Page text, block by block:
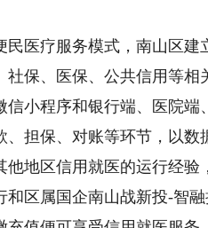
疗服务模式，南山区建
社保、医保、公共信用等
信小程序和银行端、医院
担保、对账等环节，以数
区信用就医的运行经验
和区属国企南山战新投-智